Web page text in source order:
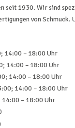
seit 1930. Wir sind
von Schmuck.
14:00 – 18:00 Uhr
14:00 – 18:00 Uhr
14:00 – 18:00 Uhr
14:00 – 18:00 Uhr
– 18:00 Uhr